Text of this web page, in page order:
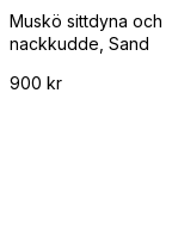
Muskö sittdyna och
nackkudde, Sand
900 kr